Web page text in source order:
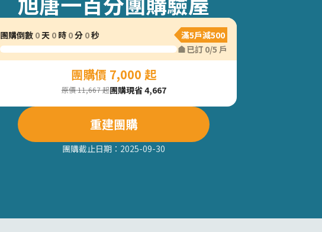
團購倒數 0天 0 時 0分 0秒
滿5戶減500
已訂 0/5 戶
團購價 7,000 起
原價 11,667 起團購現省 4,667
重建團購
團購截止日期： 2025-09-30